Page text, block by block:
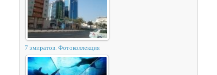
7 эмиратов. Фотоколлекция